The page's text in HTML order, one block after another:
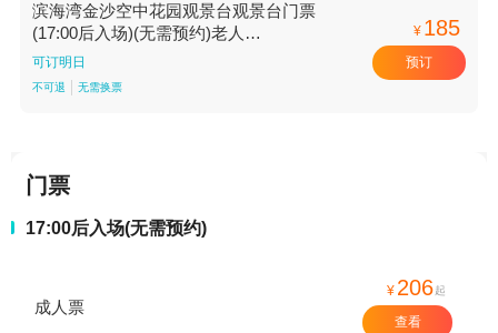
滨海湾金沙空中花园观景台观景台门票
(17:00后入场)(无需预约)老人
票-21:00【21:00】
可订明日
不可退 无需换票
¥ 185
预订
门票
17:00后入场(无需预约)
成人票
¥ 206起
查看